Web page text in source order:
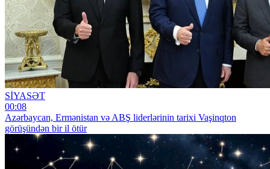
SİYASƏT
00:08
Azərbaycan, Ermənistan və ABŞ liderlərinin tarixi Vaşinqton
görüşündən bir il ötür